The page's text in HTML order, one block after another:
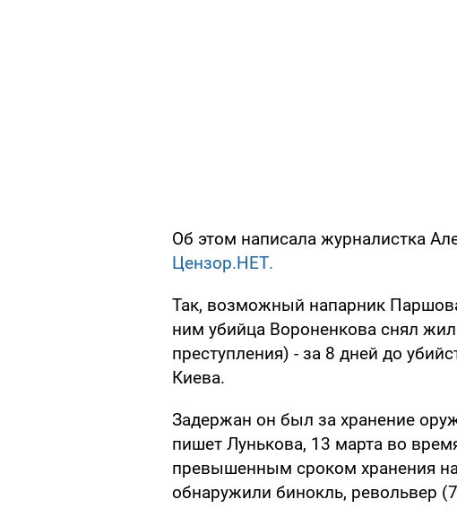
Об этом написала журналистка
Цензор.НЕТ.
Так, возможный напарник
ним убийца Вороненкова снял
преступления) - за 8 дней до
Киева.
Задержан он был за хранение
пишет Лунькова, 13 марта во
превышенным сроком хранения
обнаружили бинокль, револьвер